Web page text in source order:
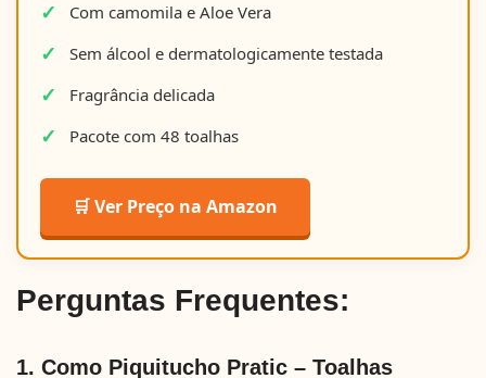
Com camomila e Aloe Vera
Sem álcool e dermatologicamente testada
Fragrância delicada
Pacote com 48 toalhas
🛒 Ver Preço na Amazon
Perguntas Frequentes:
1. Como Piquitucho Pratic – Toalhas